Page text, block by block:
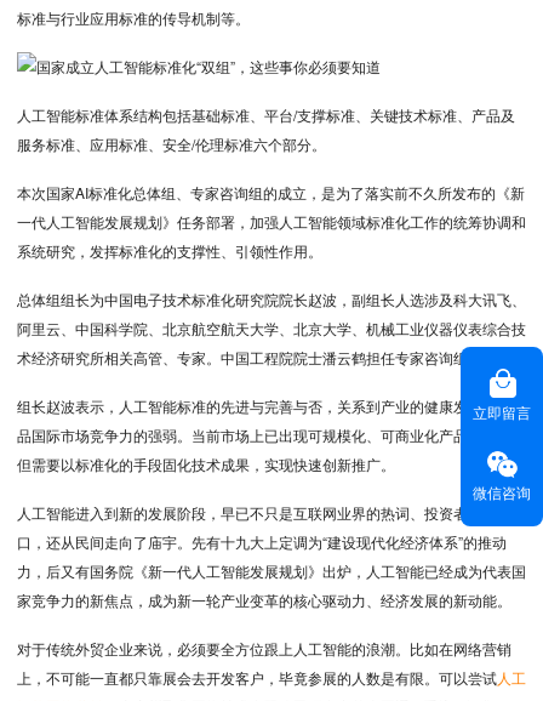
标准与行业应用标准的传导机制等。
人工智能标准体系结构包括基础标准、平台/支撑标准、关键技术标准、产品及
服务标准、应用标准、安全/伦理标准六个部分。
本次国家AI标准化总体组、专家咨询组的成立，是为了落实前不久所发布的《新
一代人工智能发展规划》任务部署，加强人工智能领域标准化工作的统筹协调和
系统研究，发挥标准化的支撑性、引领性作用。
总体组组长为中国电子技术标准化研究院院长赵波，副组长人选涉及科大讯飞、
阿里云、中国科学院、北京航空航天大学、北京大学、机械工业仪器仪表综合技
术经济研究所相关高管、专家。中国工程院院士潘云鹤担任专家咨询组组长。
组长赵波表示，人工智能标准的先进与完善与否，关系到产业的健康发展以及产
品国际市场竞争力的强弱。当前市场上已出现可规模化、可商业化产品和应用，
但需要以标准化的手段固化技术成果，实现快速创新推广。
人工智能进入到新的发展阶段，早已不只是互联网业界的热词、投资者眼中的风
口，还从民间走向了庙宇。先有十九大上定调为“建设现代化经济体系”的推动
力，后又有国务院《新一代人工智能发展规划》出炉，人工智能已经成为代表国
家竞争力的新焦点，成为新一轮产业变革的核心驱动力、经济发展的新动能。
对于传统外贸企业来说，必须要全方位跟上人工智能的浪潮。比如在网络营销
上，不可能一直都只靠展会去开发客户，毕竟参展的人数是有限。可以尝试人工
立即留言
微信咨询